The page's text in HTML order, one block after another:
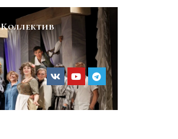
Коллектив